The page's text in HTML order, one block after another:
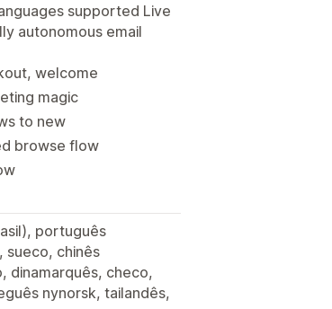
supported Live
autonomous email
welcome
magic
to new
browse flow
português
sueco, chinês
dinamarquês, checo,
nynorsk, tailandês,